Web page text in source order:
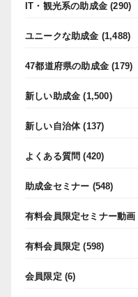
IT・観光系の助成金 (290)
ユニークな助成金 (1,488)
47都道府県の助成金 (179)
新しい助成金 (1,500)
新しい自治体(137)
よくある質問 (420)
助成金セミナー (548)
有料会員限定セミナー動画
有料会員限定 (598)
会員限定 (6)